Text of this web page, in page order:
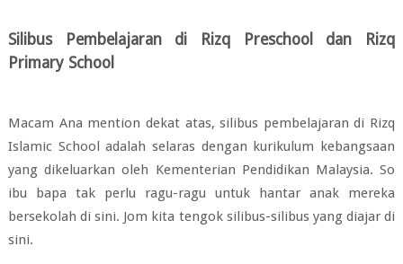
Silibus Pembelajaran di Rizq Preschool dan Rizq
Primary School
Macam Ana mention dekat atas, silibus pembelajaran di Rizq
Islamic School adalah selaras dengan kurikulum kebangsaan
yang dikeluarkan oleh Kementerian Pendidikan Malaysia. So
ibu bapa tak perlu ragu-ragu untuk hantar anak mereka
bersekolah di sini. Jom kita tengok silibus-silibus yang diajar di
sini.